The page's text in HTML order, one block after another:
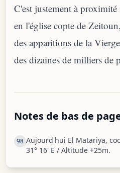
C'est justement à
en l'église copte de
des apparitions de la
des dizaines de milliers de
Notes de bas de
98 Aujourd'hui El Matariya,
31° 16' E / Altitude +25m.